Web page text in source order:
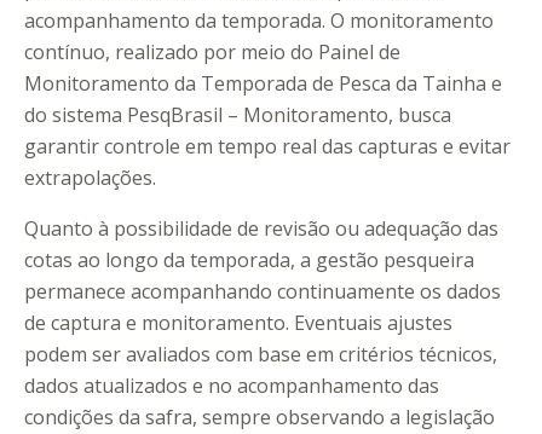
acompanhamento da temporada. O monitoramento
contínuo, realizado por meio do Painel de
Monitoramento da Temporada de Pesca da Tainha e
do sistema PesqBrasil – Monitoramento, busca
garantir controle em tempo real das capturas e evitar
extrapolações.
Quanto à possibilidade de revisão ou adequação das
cotas ao longo da temporada, a gestão pesqueira
permanece acompanhando continuamente os dados
de captura e monitoramento. Eventuais ajustes
podem ser avaliados com base em critérios técnicos,
dados atualizados e no acompanhamento das
condições da safra, sempre observando a legislação